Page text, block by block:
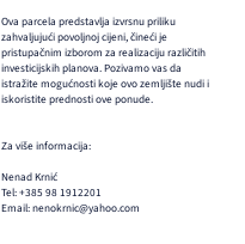
Ova parcela predstavlja izvrsnu priliku
zahvaljujući povoljnoj cijeni, čineći je
pristupačnim izborom za realizaciju različitih
investicijskih planova. Pozivamo vas da
istražite mogućnosti koje ovo zemljište nudi i
iskoristite prednosti ove ponude.
Za više informacija:
Nenad Krnić
Tel: +385 98 1912201
Email: nenokrnic@yahoo.com